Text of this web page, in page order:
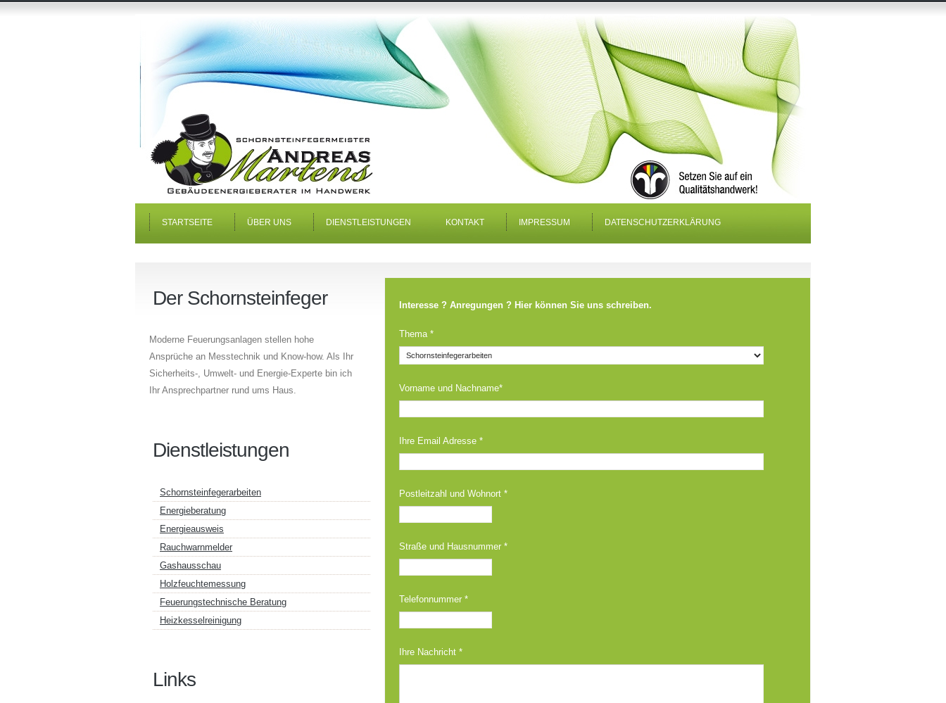
STARTSEITE ÜBER UNS DIENSTLEISTUNGEN KONTAKT IMPRESSUM DATENSCHUTZERKLÄRUNG
Interesse ? Anregungen ? Hier können Sie uns schreiben.
Thema *
Vorname und Nachname*
Ihre Email Adresse *
Postleitzahl und Wohnort *
Straße und Hausnummer *
Telefonnummer *
Ihre Nachricht *
Der Schornsteinfeger
Moderne Feuerungsanlagen stellen hohe
Ansprüche an Messtechnik und Know-how. Als Ihr
Sicherheits-, Umwelt- und Energie-Experte bin ich
Ihr Ansprechpartner rund ums Haus.
Dienstleistungen
Schornsteinfegerarbeiten
Energieberatung
Energieausweis
Rauchwarnmelder
Gashausschau
Holzfeuchtemessung
Feuerungstechnische Beratung
Heizkesselreinigung
Links